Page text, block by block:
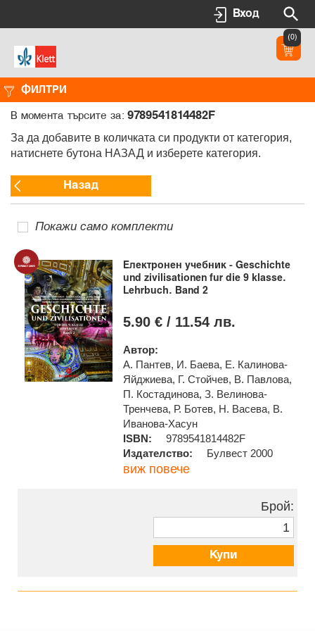
Вход
(0)
ФИЛТРИ
В момента търсите за: 9789541814482F
За да добавите в количката си продукти от категория,
натиснете бутона НАЗАД и изберете категория.
Назад
Покажи само комплекти
Електронен учебник - Geschichte
und zivilisationen fur die 9 klasse.
Lehrbuch. Band 2
5.90 € / 11.54 лв.
Автор:
А. Пантев, И. Баева, Е. Калинова-
Яйджиева, Г. Стойчев, В. Павлова,
П. Костадинова, З. Велинова-
Тренчева, Р. Ботев, Н. Васева, В.
Иванова-Хасун
ISBN:
9789541814482F
Издателство:
Булвест 2000
виж повече
Брой:
Купи